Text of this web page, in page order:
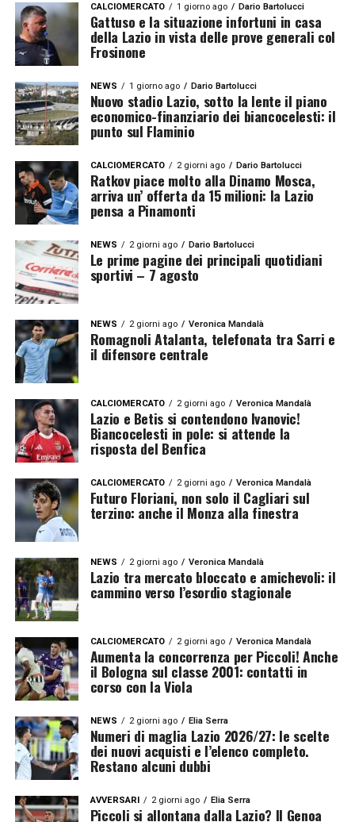
CALCIOMERCATO 1 giorno ago Dario Bartolucci
Gattuso e la situazione infortuni in casa
della Lazio in vista delle prove generali col
Frosinone
NEWS 1 giorno ago Dario Bartolucci
Nuovo stadio Lazio, sotto la lente il piano
economico-finanziario dei biancocelesti: il
punto sul Flaminio
CALCIOMERCATO 2 giorni ago Dario Bartolucci
Ratkov piace molto alla Dinamo Mosca,
arriva un’ offerta da 15 milioni: la Lazio
pensa a Pinamonti
NEWS 2 giorni ago Dario Bartolucci
Le prime pagine dei principali quotidiani
sportivi – 7 agosto
NEWS 2 giorni ago Veronica Mandalà
Romagnoli Atalanta, telefonata tra Sarri e
il difensore centrale
CALCIOMERCATO 2 giorni ago Veronica Mandalà
Lazio e Betis si contendono Ivanovic!
Biancocelesti in pole: si attende la
risposta del Benfica
CALCIOMERCATO 2 giorni ago Veronica Mandalà
Futuro Floriani, non solo il Cagliari sul
terzino: anche il Monza alla finestra
NEWS 2 giorni ago Veronica Mandalà
Lazio tra mercato bloccato e amichevoli: il
cammino verso l’esordio stagionale
CALCIOMERCATO 2 giorni ago Veronica Mandalà
Aumenta la concorrenza per Piccoli! Anche
il Bologna sul classe 2001: contatti in
corso con la Viola
NEWS 2 giorni ago Elia Serra
Numeri di maglia Lazio 2026/27: le scelte
dei nuovi acquisti e l’elenco completo.
Restano alcuni dubbi
AVVERSARI 2 giorni ago Elia Serra
Piccoli si allontana dalla Lazio? Il Genoa